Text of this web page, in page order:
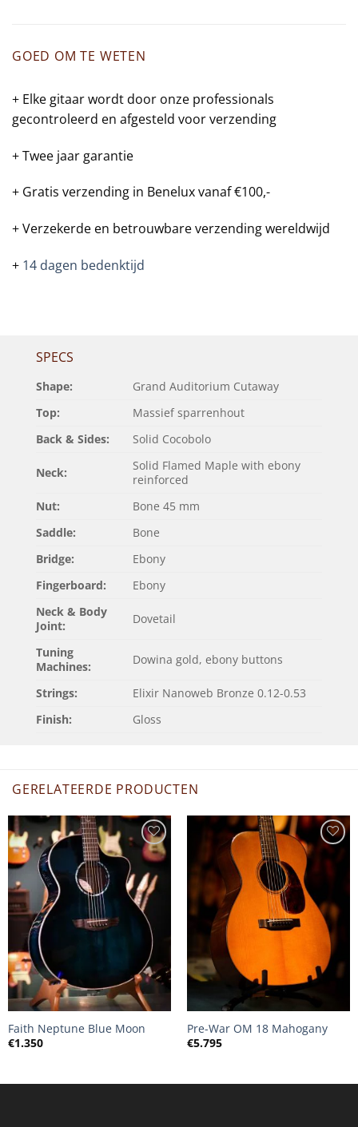
GOED OM TE WETEN
+ Elke gitaar wordt door onze professionals
gecontroleerd en afgesteld voor verzending
+ Twee jaar garantie
+ Gratis verzending in Benelux vanaf €100,-
+ Verzekerde en betrouwbare verzending wereldwijd
+ 14 dagen bedenktijd
SPECS
Shape:
Grand Auditorium Cutaway
Top:
Massief sparrenhout
Back & Sides:
Solid Cocobolo
Neck:
Solid Flamed Maple with ebony
reinforced
Nut:
Bone 45 mm
Saddle:
Bone
Bridge:
Ebony
Fingerboard:
Ebony
Neck & Body
Joint:
Dovetail
Tuning
Machines:
Dowina gold, ebony buttons
Strings:
Elixir Nanoweb Bronze 0.12-0.53
Finish:
Gloss
GERELATEERDE PRODUCTEN
Faith Neptune Blue Moon
€1.350
Pre-War OM 18 Mahogany
€5.795